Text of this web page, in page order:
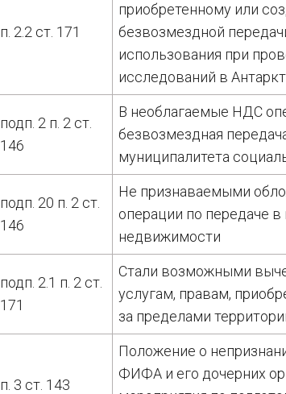
п. 2.2 ст. 171
приобретенному или
безвозмездной
использования при
исследований в
подп. 2 п. 2 ст.
146
В необлагаемые НДС
безвозмездная
муниципалитета
подп. 20 п. 2 ст.
146
Не признаваемыми
операции по передаче в
недвижимости
подп. 2.1 п. 2 ст.
171
Стали возможными
услугам, правам,
за пределами
п. 3 ст. 143
Положение о
ФИФА и его дочерних